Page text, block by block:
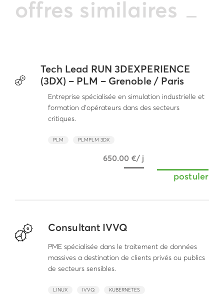
offres similaires
Tech Lead RUN 3DEXPERIENCE
(3DX) – PLM – Grenoble / Paris
Entreprise spécialisée en simulation industrielle et
formation d’opérateurs dans des secteurs
critiques.
PLM PLMPLM 3DX
650.00 €/ j
postuler
Consultant IVVQ
PME spécialisée dans le traitement de données
massives a destination de clients privés ou publics
de secteurs sensibles.
LINUX IVVQ KUBERNETES